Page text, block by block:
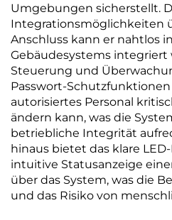
Umgebungen sicherstellt.
Integrationsmöglichkeiten
Anschluss kann er nahtlos
Gebäudesystems integriert
Steuerung und
Passwort-
autorisiertes Personal
ändern kann, was die
betriebliche Integrität
hinaus bietet das klare
intuitive Statusanzeige
über das System, was die
und das Risiko von